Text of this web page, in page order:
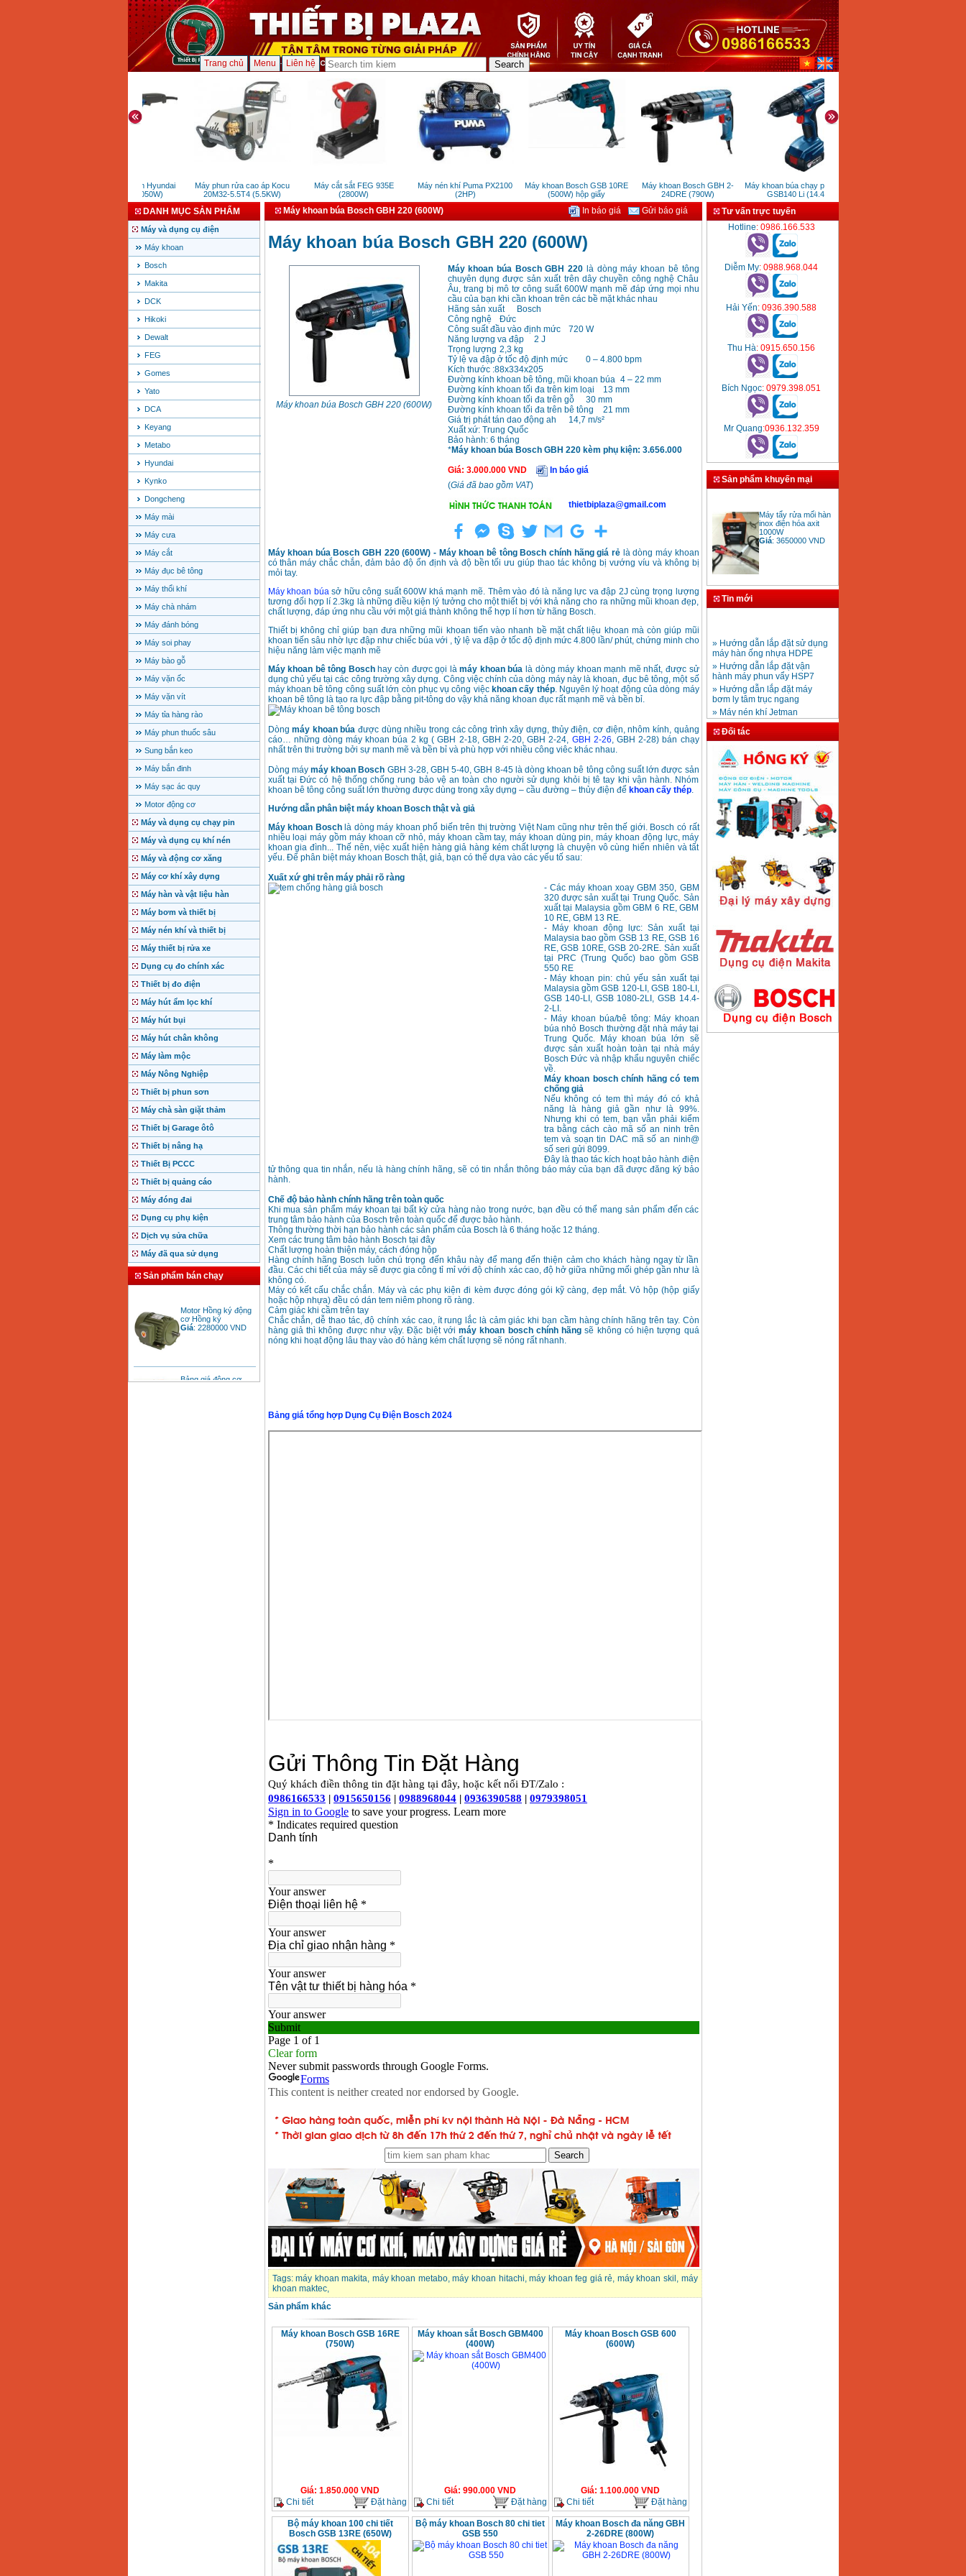
Trang chủ Menu Liên hệ
Máy mài 150mm Hyundai
HMG150 (1050W)
Máy phun rửa cao áp Kocu
20M32-5.5T4 (5.5KW)
Máy cắt sắt FEG 935E
(2800W)
Máy nén khí Puma PX2100
(2HP)
Máy khoan Bosch GSB 10RE
(500W) hộp giấy
Máy khoan Bosch GBH 2-
24DRE (790W)
Máy khoan búa chạy pin Bosch
GSB140 Li (14.4V)
DANH MỤC SẢN PHẨM
Máy và dụng cụ điện
Máy khoan
Bosch
Makita
DCK
Hikoki
Dewalt
FEG
Gomes
Yato
DCA
Keyang
Metabo
Hyundai
Kynko
Dongcheng
Máy mài
Máy cưa
Máy cắt
Máy đục bê tông
Máy thổi khí
Máy chà nhám
Máy đánh bóng
Máy soi phay
Máy bào gỗ
Máy vặn ốc
Máy vặn vít
Máy tỉa hàng rào
Máy phun thuốc sâu
Sung bắn keo
Máy bắn đinh
Máy sạc ác quy
Motor động cơ
Máy và dụng cụ chạy pin
Máy và dụng cụ khí nén
Máy và động cơ xăng
Máy cơ khí xây dựng
Máy hàn và vật liệu hàn
Máy bơm và thiết bị
Máy nén khí và thiết bị
Máy thiết bị rửa xe
Dụng cụ đo chính xác
Thiết bị đo điện
Máy hút ẩm lọc khí
Máy hút bụi
Máy hút chân không
Máy làm mộc
Máy Nông Nghiệp
Thiết bị phun sơn
Máy chà sàn giặt thảm
Thiết bị Garage ôtô
Thiết bị nâng hạ
Thiết Bị PCCC
Thiết bị quảng cáo
Máy đóng đai
Dụng cụ phụ kiện
Dịch vụ sửa chữa
Máy đã qua sử dụng
Sản phẩm bán chạy
cơ Hồng ký
Giá:2280000
diesel đầu nổ diesel
Máy khoan búa Bosch GBH 220 (600W) In báo giá Gửi báo giá
Máy khoan búa Bosch GBH 220 (600W)
Máy khoan búa Bosch GBH 220 (600W)
Máy khoan búa Bosch GBH 220 là dòng máy khoan bê tông
chuyên dụng được sản xuất trên dây chuyền công nghệ Châu
Âu, trang bị mô tơ công suất 600W mạnh mẽ đáp ứng mọi nhu
cầu của bạn khi cần khoan trên các bề mặt khác nhau
Hãng sản xuất
Bosch
Công nghệ
Đức
Công suất đầu vào định mức
720 W
Năng lượng va đập
2 J
Trọng lượng 2,3 kg
Tỷ lệ va đập ở tốc độ định mức
0 – 4.800 bpm
Kích thước :88x334x205
Đường kính khoan bê tông, mũi khoan búa 4 – 22 mm
Đường kính khoan tối đa trên kim loại
13 mm
Đường kính khoan tối đa trên gỗ
30 mm
Đường kính khoan tối đa trên bê tông
21 mm
Giá trị phát tán dao động ah
14,7 m/s²
Xuất xứ: Trung Quốc
Bảo hành: 6 tháng
*Máy khoan búa Bosch GBH 220 kèm phụ kiện: 3.656.000
Giá: 3.000.000VND
In báo giá
(Giá đã bao gồm VAT)
thietbiplaza@gmail.com
Máy khoan búa Bosch GBH 220 (600W) - Máy khoan bê tông Bosch chính hãng giá rẻ là dòng máy khoan
có thân máy chắc chắn, đảm bảo độ ổn định và độ bền tối ưu giúp thao tác không bị vướng víu và không bị
mỏi tay.
Máy khoan búasở hữu công suất 600W khá mạnh mẽ. Thêm vào đó là năng lực va đập 2J cùng trọng lượng
tương đối hợp lí 2.3kg là những điều kiện lý tưởng cho một thiết bị với khả năng cho ra những mũi khoan đẹp,
chất lượng, đáp ứng nhu cầu với một giá thành không thể hợp lí hơn từ hãng Bosch.
Thiết bị không chỉ giúp bạn đưa những mũi khoan tiến vào nhanh bề mặt chất liệu khoan mà còn giúp mũi
khoan tiến sâu nhờ lực đập như chiếc búa với , tỷ lệ va đập ở tốc độ định mức 4.800 lần/ phút, chứng minh cho
hiệu năng làm việc mạnh mẽ
Máy khoan bê tông Bosch hay còn được gọi làmáy khoan búa là dòng máy khoan mạnh mẽ nhất, được sử
dụng chủ yếu tại các công trường xây dựng. Công việc chính của dòng máy này là khoan, đục bê tông, một số
máy khoan bê tông công suất lớn còn phục vụ công việc khoan cấy thép. Nguyên lý hoạt động của dòng máy
khoan bê tông là tạo ra lực đập bằng pit-tông do vậy khả năng khoan đục rất mạnh mẽ và bền bỉ.
Dòngmáy khoan búa được dùng nhiều trong các công trình xây dựng, thủy điện, cơ điện, nhôm kính, quảng
cáo… những dòng máy khoan búa 2 kg ( GBH 2-18, GBH 2-20, GBH 2-24, GBH 2-26, GBH 2-28) bán chạy
nhất trên thi trường bởi sự manh mẽ và bền bỉ và phù hợp với nhiều công viêc khác nhau.
Dòng máy máy khoan Bosch GBH 3-28, GBH 5-40, GBH 8-45 là dòng khoan bê tông công suất lớn được sản
xuất tại Đức có hệ thống chống rung bảo vệ an toàn cho người sử dụng khỏi bị tê tay khi vận hành. Nhóm
khoan bê tông công suất lớn thường được dùng trong xây dựng – cầu đường – thủy điện để khoan cấy thép.
Hướng dẫn phân biệt máy khoan Bosch thật và giả
Máy khoan Boschlà dòng máy khoan phổ biến trên thị trường Việt Nam cũng như trên thế giới. Bosch có rất
nhiều loại máy gồm máy khoan cỡ nhỏ, máy khoan cầm tay, máy khoan dùng pin, máy khoan động lực, máy
khoan gia đình... Thế nên, việc xuất hiện hàng giả hàng kém chất lượng là chuyện vô cùng hiển nhiên và tất
yếu. Để phân biệt máy khoan Bosch thật, giả, bạn có thể dựa vào các yếu tố sau:
Xuất xứ ghi trên máy phải rõ ràng
- Các máy khoan xoay GBM 350, GBM
320 được sản xuất tại Trung Quốc. Sản
xuất tại Malaysia gồm GBM 6 RE, GBM
10 RE, GBM 13 RE.
- Máy khoan động lực: Sản xuất tại
Malaysia bao gồm GSB 13 RE, GSB 16
RE, GSB 10RE, GSB 20-2RE. Sản xuất
tại PRC (Trung Quốc) bao gồm GSB
550 RE
- Máy khoan pin: chủ yếu sản xuất tại
Malaysia gồm GSB 120-LI, GSB 180-LI,
GSB 140-LI, GSB 1080-2LI, GSB 14.4-
2-LI.
- Máy khoan búa/bê tông: Máy khoan
búa nhỏ Bosch thường đặt nhà máy tại
Trung Quốc. Máy khoan búa lớn sẽ
được sản xuất hoàn toàn tại nhà máy
Bosch Đức và nhập khẩu nguyên chiếc
về.
Máy khoan bosch chính hãng có tem
chống giả
Nếu không có tem thì máy đó có khả
năng là hàng giả gần như là 99%.
Nhưng khi có tem, bạn vẫn phải kiểm
tra bằng cách cào mã số an ninh trên
tem và soạn tin DAC mã số an ninh@
số seri gửi 8099.
Đây là thao tác kích hoạt bảo hành điện
tử thông qua tin nhắn, nếu là hàng chính hãng, sẽ có tin nhắn thông báo máy của bạn đã được đăng ký bảo
hành.
Chế độ bảo hành chính hãng trên toàn quốc
Khi mua sản phẩm máy khoan tại bất kỳ cửa hàng nào trong nước, bạn đều có thể mang sản phẩm đến các
trung tâm bảo hành của Bosch trên toàn quốc để được bảo hành.
Thông thường thời hạn bảo hành các sản phẩm của Bosch là 6 tháng hoặc 12 tháng.
Xem các trung tâm bảo hành Bosch tại đây
Chất lượng hoàn thiện máy, cách đóng hộp
Hàng chính hãng Bosch luôn chú trọng đến khâu này để mang đến thiện cảm cho khách hàng ngay từ lần
đầu. Các chi tiết của máy sẽ được gia công tỉ mỉ với độ chính xác cao, độ hở giữa những mối ghép gần như là
không có.
Máy có kết cấu chắc chắn. Máy và các phụ kiện đi kèm được đóng gói kỹ càng, đẹp mắt. Vỏ hộp (hộp giấy
hoặc hộp nhựa) đều có dán tem niêm phong rõ ràng.
Cảm giác khi cầm trên tay
Chắc chắn, dễ thao tác, độ chính xác cao, ít rung lắc là cảm giác khi bạn cầm hàng chính hãng trên tay. Còn
hàng giả thì không được như vậy. Đặc biệt với máy khoan bosch chính hãng sẽ không có hiện tượng quá
nóng khi hoạt động lâu thay vào đó hàng kém chất lượng sẽ nóng rất nhanh.
Bảng giá tổng hợp Dụng Cụ Điện Bosch 2024
Tags:máy khoan makita, máy khoan metabo,máy khoan hitachi,máy khoan feg giá rẻ, máy khoan skil , máy
khoan maktec,
Sản phẩm khác
Máy khoan Bosch GSB 16RE
(750W)
Giá: 1.850.000 VND
Chi tiết
Đặt hàng
Máy khoan sắt Bosch GBM400
(400W)
Giá: 990.000 VND
Chi tiết
Đặt hàng
Máy khoan Bosch GSB 600
(600W)
Giá: 1.100.000 VND
Chi tiết
Đặt hàng
Bộ máy khoan 100 chi tiết
Bosch GSB 13RE (650W)
Bộ máy khoan Bosch 80 chi tiet
GSB 550
Máy khoan Bosch đa năng GBH
2-26DRE (800W)
Tư vấn trực tuyến
Hotline: 0986.166.533
Diễm My: 0988.968.044
Hải Yến: 0936.390.588
Thu Hà: 0915.650.156
Bích Ngọc: 0979.398.051
Mr Quang:0936.132.359
Sản phẩm khuyến mại
inox điện hóa axit
1000W
Giá:3650000
Bảng giá mũi khoan
Giá:330000VND
Mũi khoan rút lõi bê
tông D20-D350
Giá:330000VND
Máy khoan bàn
600mm Hồng Ký
Máy hàn que Hồng
ký Jet SR200R
Giá
2350000 VND
Hồng ký HK 200Z
Giá:2770000 VND
Hồng Ký HKM200D
Giá : 2890000 VND
Máy hàn que điện tử
Hồng ký HK200E
Giá :4100000VND
Tin mới
» Hướng dẫn lắp đặt sử dụng
máy hàn ống nhựa HDPE
» Hướng dẫn lắp đặt vận
hành máy phun vẩy HSP7
» Hướng dẫn lắp đặt máy
bơm ly tâm trục ngang
» Máy nén khí Jetman
» HDSD Máy Hàn Ống Nhựa
HDPE quay tay thủy lực
» Đại lý bán Máy hàn
DONSUN Thượng Hải
» Máy khoan rút lõi cầm tay
chạy điện pin
» Hình thức thanh toán tại
Thiết Bị Plaza
» Máy ổn áp, máy biến áp
Fushin
» Các loại khí dùng cho máy
Đối tác